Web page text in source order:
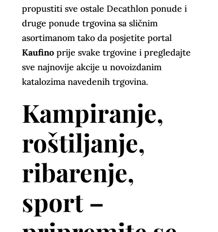
propustiti sve ostale Decathlon ponude i
druge ponude trgovina sa sličnim
asortimanom tako da posjetite portal
Kaufinoprije svake trgovine i pregledajte
sve najnovije akcije u novoizdanim
katalozima navedenih trgovina.
Kampiranje,
roštiljanje,
ribarenje,
sport –